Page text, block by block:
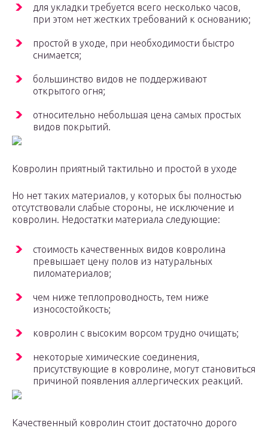
для укладки требуется всего несколько часов,
при этом нет жестких требований к основанию;
простой в уходе, при необходимости быстро
снимается;
большинство видов не поддерживают
открытого огня;
относительно небольшая цена самых простых
видов покрытий.
Ковролин приятный тактильно и простой в уходе
Но нет таких материалов, у которых бы полностью
отсутствовали слабые стороны, не исключение и
ковролин. Недостатки материала следующие:
стоимость качественных видов ковролина
превышает цену полов из натуральных
пиломатериалов;
чем ниже теплопроводность, тем ниже
износостойкость;
ковролин с высоким ворсом трудно очищать;
некоторые химические соединения,
присутствующие в ковролине, могут становиться
причиной появления аллергических реакций.
Качественный ковролин стоит достаточно дорого